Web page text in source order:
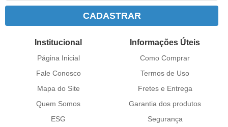
CADASTRAR
Institucional
Página Inicial
Fale Conosco
Mapa do Site
Quem Somos
ESG
Informações Úteis
Como Comprar
Termos de Uso
Fretes e Entrega
Garantia dos produtos
Segurança